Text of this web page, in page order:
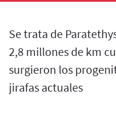
Se trata de
2,8 millones de km
surgieron los
jirafas actuales